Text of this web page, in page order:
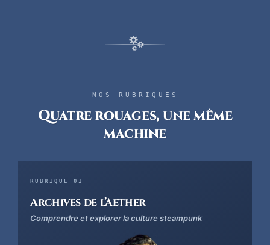
NOS RUBRIQUES
Quatre rouages, une même
machine
RUBRIQUE 01
Archives de l’Aether
Comprendre et explorer la culture steampunk